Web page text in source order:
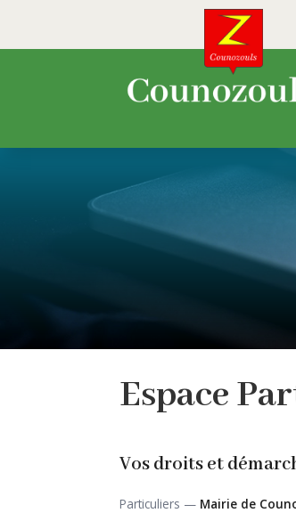
Espace
Vos droits et
Particuliers — Mairie de